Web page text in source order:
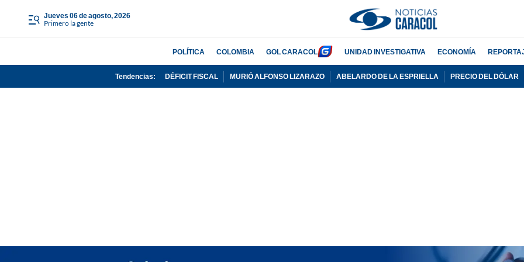
jueves 06 de agosto, 2026
Primero la gente
POLÍTICA COLOMBIA GOL CARACOL UNIDAD INVESTIGATIVA ECONOMÍA
Tendencias: DÉFICIT FISCAL MURIÓ ALFONSO LIZARAZO ABELARDO DE LA ESPRIELLA PRECIO DEL DÓLAR